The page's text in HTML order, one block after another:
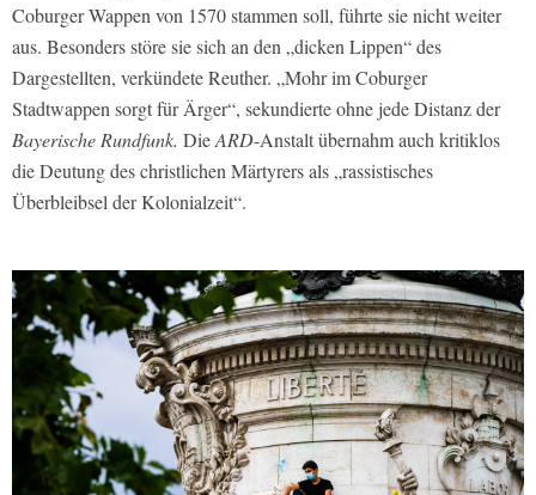
Coburger Wappen von 1570 stammen soll, führte sie nicht weiter
aus. Besonders störe sie sich an den „dicken Lippen“ des
Dargestellten, verkündete Reuther. „Mohr im Coburger
Stadtwappen sorgt für Ärger“, sekundierte ohne jede Distanz der
Bayerische Rundfunk. DieARD-Anstalt übernahm auch kritiklos
die Deutung des christlichen Märtyrers als „rassistisches
Überbleibsel der Kolonialzeit“.